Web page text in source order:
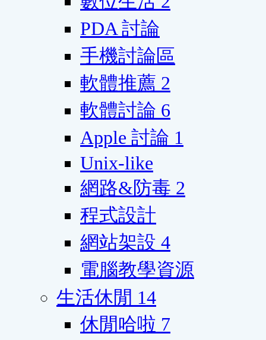
PDA 討論
手機討論區
軟體推薦 2
軟體討論 6
Apple 討論 1
Unix-like
網路&防毒 2
程式設計
網站架設 4
電腦教學資源
生活休閒 14
休閒哈啦 7